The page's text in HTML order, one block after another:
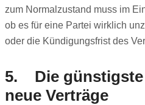
zum Normalzustand muss im
ob es für eine Partei wirklich
oder die Kündigungsfrist des
5. Die günstigste
neue Verträge